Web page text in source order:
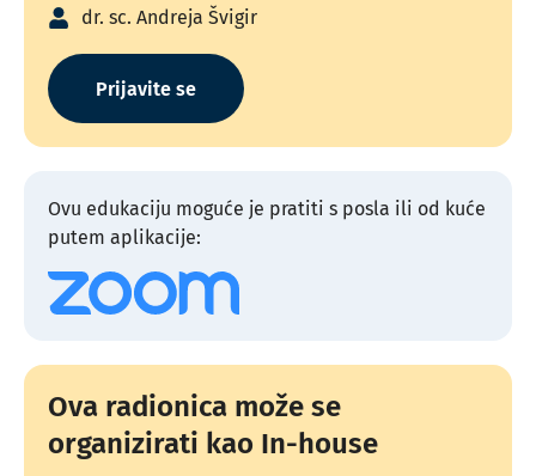
dr. sc. Andreja Švigir
Prijavite se
Ovu edukaciju moguće je pratiti s posla ili od kuće
putem aplikacije:
Ova radionica može se
organizirati kao In-house